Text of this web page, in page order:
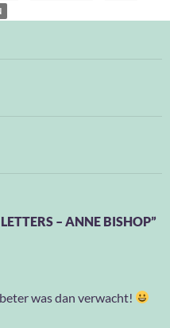
– ANNE BISHOP”
was dan verwacht!